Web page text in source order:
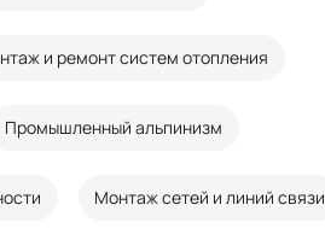
и ремонт систем отопления
Промышленный альпинизм
Монтаж сетей и линий связи